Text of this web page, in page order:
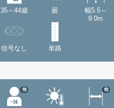
35～44歳 曇
幅5.5～
9.0m
信号なし 単路
他 他